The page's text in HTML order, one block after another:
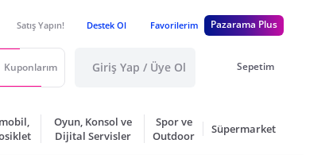
Satış Yapın! Destek Ol Favorilerim Pazarama Plus
Kuponlarım Giriş Yap / Üye Ol Sepetim
Oyun, Konsol ve
Dijital Servisler
Spor ve
Outdoor
Süpermarket